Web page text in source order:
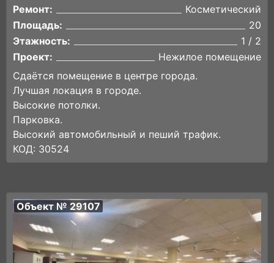
Ремонт:
Косметический
Площадь:
20
Этажность:
1 / 2
Проект:
Нежилое помещение
Сдаётся помещение в центре города.
Лучшая локация в городе.
Высокие потолки.
Парковка.
Высокий автомобильный и пеший трафик.
КОД: 30524
Объект № 29107